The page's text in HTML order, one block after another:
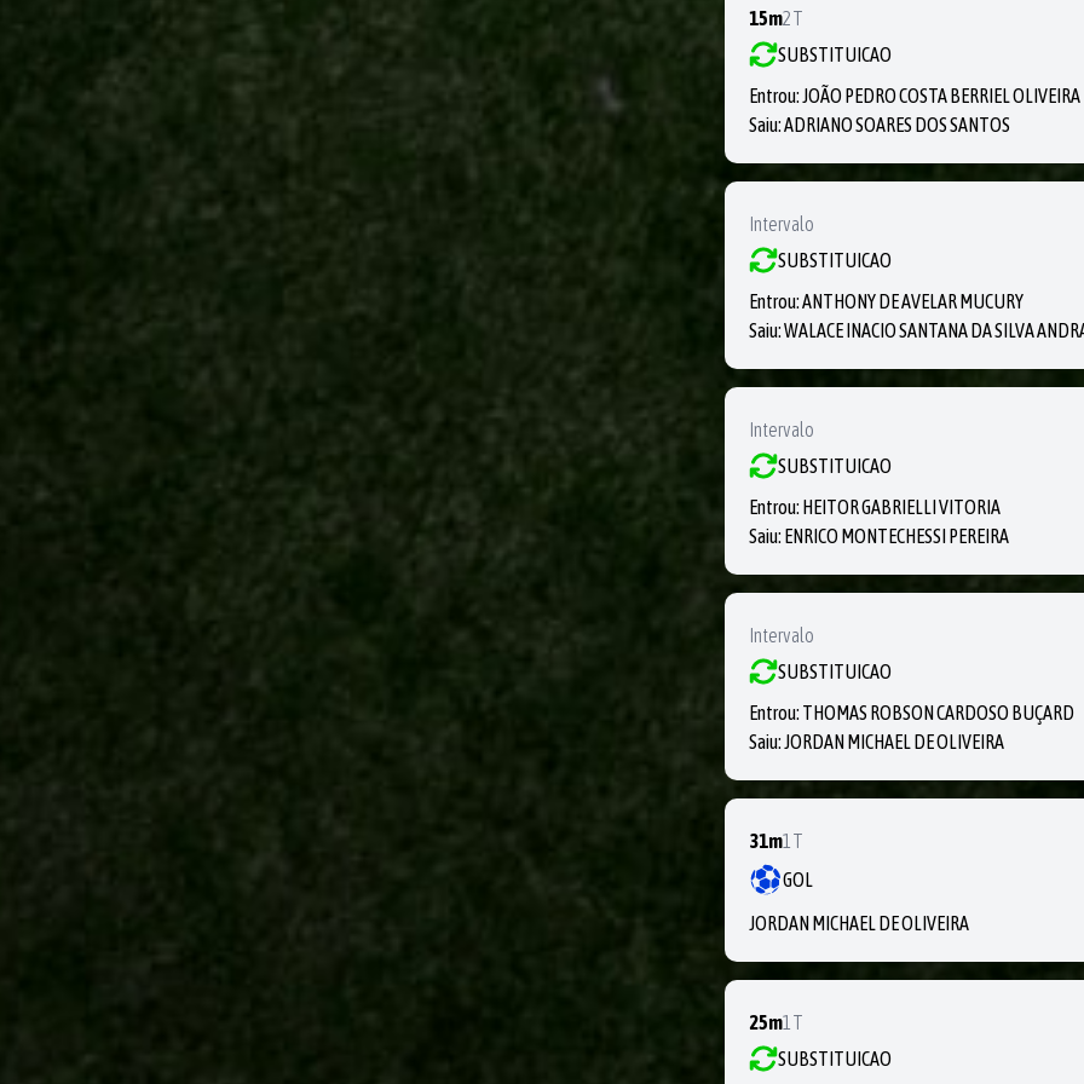
15m2T
SUBSTITUICAO
Entrou:JOÃO PEDRO COSTA BERRIEL OLIVEIRA
Saiu:ADRIANO SOARES DOS SANTOS
Intervalo
SUBSTITUICAO
Entrou:ANTHONY DE AVELAR MUCURY
Saiu:WALACE INACIO SANTANA DA SILVA
Intervalo
SUBSTITUICAO
Entrou: HEITOR GABRIELLI VITORIA
Saiu: ENRICO MONTECHESSI PEREIRA
Intervalo
SUBSTITUICAO
Entrou: THOMAS ROBSON CARDOSO BUÇARD
Saiu:JORDAN MICHAEL DE OLIVEIRA
31m1T
GOL
JORDAN MICHAEL DE OLIVEIRA
25m1T
SUBSTITUICAO